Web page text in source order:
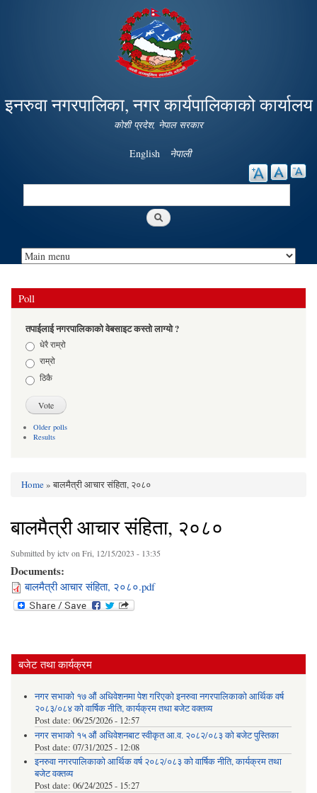
Skip to
main
content
इनरुवा नगरपालिका, नगर कार्यपालिकाको कार्यालय
कोशी प्रदेश, नेपाल सरकार
English नेपाली
Search
Poll
तपाईलाई नगरपालिकाको वेबसाइट कस्तो लाग्यो ?
Choicesधेरै राम्रो
राम्रो
ठिकै
Older polls
Results
You are here
Home» बालमैत्री आचार संहिता, २०८०
बालमैत्री आचार संहिता, २०८०
Submitted byictvon Fri, 12/15/2023 - 13:35
Documents:
बालमैत्री आचार संहिता, २०८०.pdf
बजेट तथा कार्यक्रम
नगर सभाको १७ औं अधिवेशनमा पेश गरिएको इनरुवा नगरपालिकाको आर्थिक वर्ष
२०८३/०८४ को वार्षिक नीति, कार्यक्रम तथा बजेट वक्तव्य
Post date: 06/25/2026 - 12:57
नगर सभाको १५ औं अधिवेशनबाट स्वीकृत आ.व. २०८२/०८३ को बजेट पुस्तिका
Post date: 07/31/2025 - 12:08
इनरुवा नगरपालिकाको आर्थिक वर्ष २०८२/०८३ को वार्षिक नीति, कार्यक्रम तथा
बजेट वक्तव्य
Post date: 06/24/2025 - 15:27